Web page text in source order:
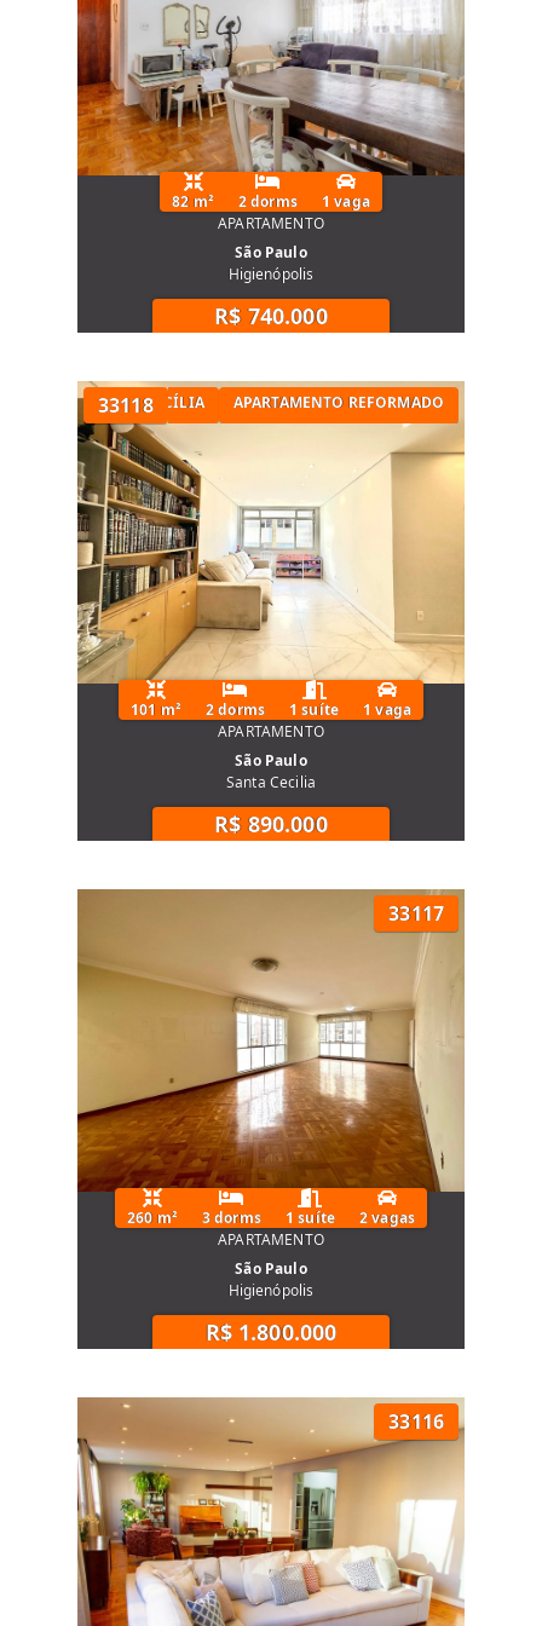
82 m² 2 dorms
1 vaga
APARTAMENTO
São Paulo
Higienópolis
R$ 740.000
33118
NA SANTA CECÍLIA APARTAMENTO REFORMADO
101 m² 2 dorms 1 suíte
1 vaga
APARTAMENTO
São Paulo
Santa Cecilia
R$ 890.000
33117
260 m² 3 dorms 1 suíte
2 vagas
APARTAMENTO
São Paulo
Higienópolis
R$ 1.800.000
33116